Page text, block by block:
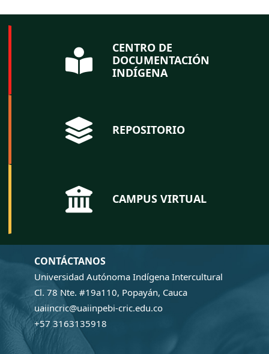
CENTRO DE
DOCUMENTACIÓN
INDÍGENA
REPOSITORIO
CAMPUS VIRTUAL
CONTÁCTANOS
Universidad Autónoma Indígena Intercultural
Cl. 78 Nte. #19a110, Popayán, Cauca
uaiincric@uaiinpebi-cric.edu.co
+57 3163135918